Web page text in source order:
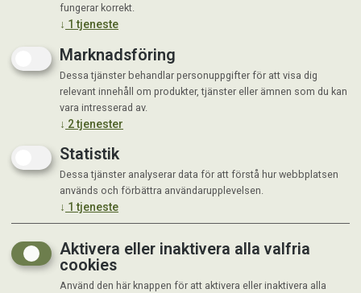
fungerar korrekt.
↓ 1 tjeneste
Marknadsföring
Dessa tjänster behandlar personuppgifter för att visa dig
relevant innehåll om produkter, tjänster eller ämnen som du kan
vara intresserad av.
↓ 2tjenester
Statistik
Dessa tjänster analyserar data för att förstå hur webbplatsen
används och förbättra användarupplevelsen.
↓ 1 tjeneste
Aktivera eller inaktivera alla valfria
cookies
Använd den här knappen för att aktivera eller inaktivera alla